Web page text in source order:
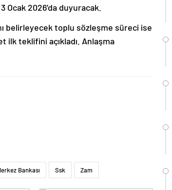
2026’da duyuracak.
belirleyecek toplu sözleşme süreci ise
teklifini açıkladı. Anlaşma
Bankası Ssk Zam